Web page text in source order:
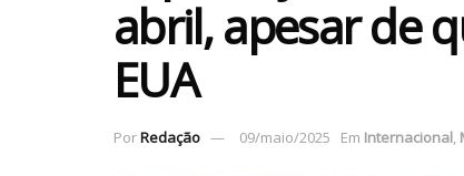
abril, apesar de
EUA
PorRedação 09/maio/2025 Em Internacional,